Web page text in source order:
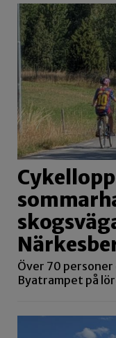
Över 70
Byatrampet på